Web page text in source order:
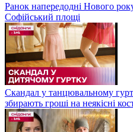
Ранок напередодні Нового
Софійський площі
Скандал у танцювальному
збирають гроші на неякісні